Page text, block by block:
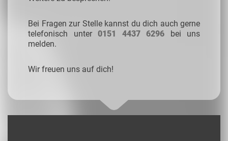
Bei Fragen zur Stelle kannst du dich auch gerne
telefonisch unter
0151 4437 6296
bei uns
melden.
Wir freuen uns auf dich!